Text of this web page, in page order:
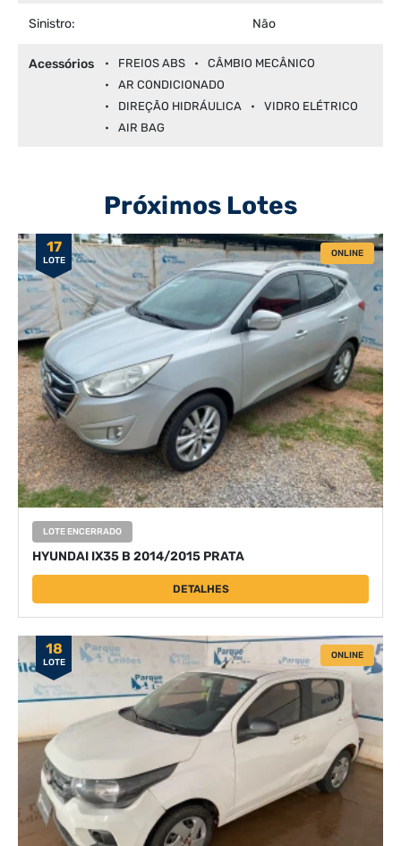
Sinistro: Não
Acessórios FREIOS ABS
CÂMBIO MECÂNICO
AR CONDICIONADO
DIREÇÃO HIDRÁULICA
VIDRO ELÉTRICO
AIR BAG
Próximos Lotes
17
LOTE
ONLINE
LOTE ENCERRADO
HYUNDAI IX35 B 2014/2015 PRATA
DETALHES
18
LOTE
ONLINE